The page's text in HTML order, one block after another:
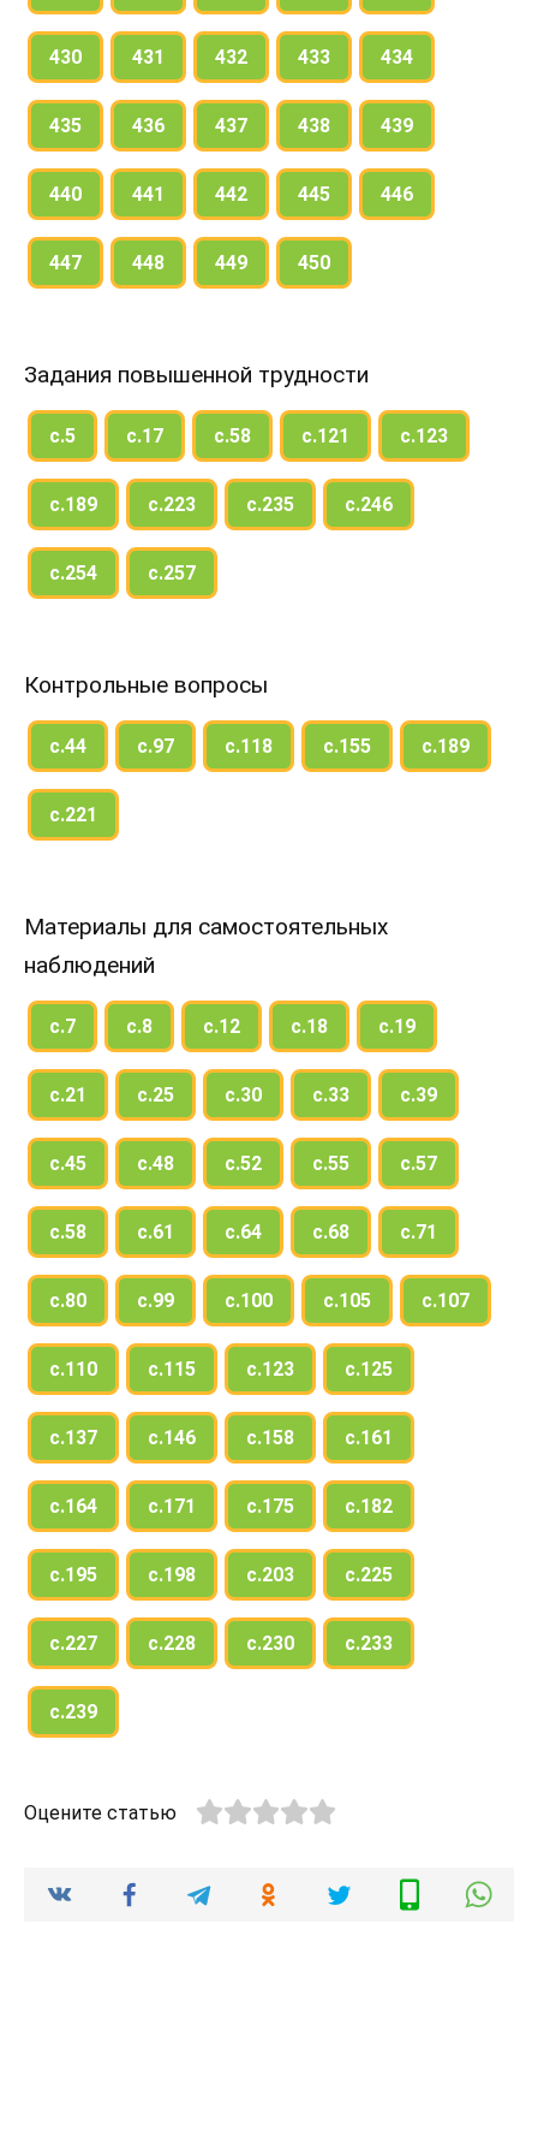
430 431 432 433 434
435 436 437 438 439
440 441 442 445 446
447 448 449 450
Задания повышенной трудности
с.5 с.17 с.58 с.121 с.123
с.189 с.223 с.235 с.246
с.254 с.257
Контрольные вопросы
с.44 с.97 с.118 с.155 с.189
с.221
Материалы для самостоятельных
наблюдений
с.7 с.8 с.12 с.18 с.19
с.21 с.25 с.30 с.33 с.39
с.45 с.48 с.52 с.55 с.57
с.58 с.61 с.64 с.68 с.71
с.80 с.99 с.100 с.105 с.107
с.110 с.115 с.123 с.125
с.137 с.146 с.158 с.161
с.164 с.171 с.175 с.182
с.195 с.198 с.203 с.225
с.227 с.228 с.230 с.233
с.239
Оцените статью